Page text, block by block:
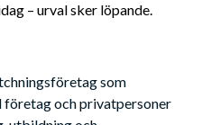
– urval sker löpande.
som
och privatpersoner